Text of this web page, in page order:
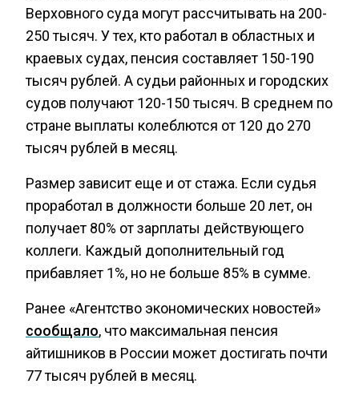
Верховного суда могут рассчитывать на 200-
250 тысяч. У тех, кто работал в областных и
краевых судах, пенсия составляет 150-190
тысяч рублей. А судьи районных и городских
судов получают 120-150 тысяч. В среднем по
стране выплаты колеблются от 120 до 270
тысяч рублей в месяц.
Размер зависит еще и от стажа. Если судья
проработал в должности больше 20 лет, он
получает 80% от зарплаты действующего
коллеги. Каждый дополнительный год
прибавляет 1%, но не больше 85% в сумме.
Ранее «Агентство экономических новостей»
сообщало, что максимальная пенсия
айтишников в России может достигать почти
77 тысяч рублей в месяц.